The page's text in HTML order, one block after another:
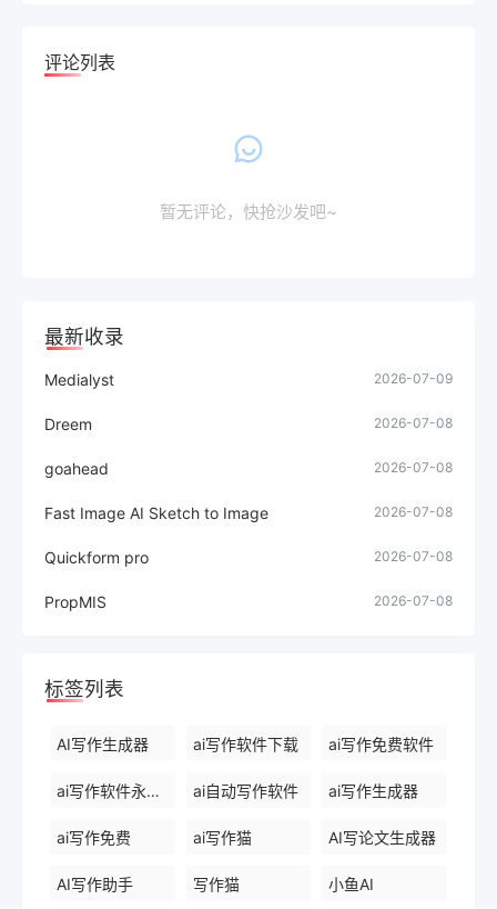
评论列表
暂无评论，快抢沙发吧~
最新收录
Medialyst 2026-07-09
Dreem 2026-07-08
goahead 2026-07-08
Fast Image AI Sketch to Image 2026-07-08
Quickform pro 2026-07-08
PropMIS 2026-07-08
标签列表
AI写作生成器 ai写作软件下载 ai写作免费软件
ai写作软件永久免费版 ai自动写作软件 ai写作生成器
ai写作免费 ai写作猫 AI写论文生成器
AI写作助手 写作猫 小鱼AI